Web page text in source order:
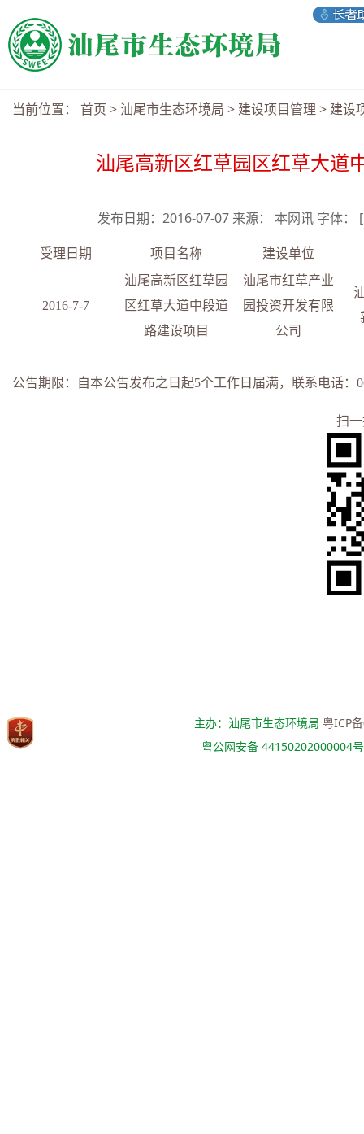
当前位置： 首页 > 汕尾市生态环境局 > 建设项目管理 > 建设
汕尾高新区红草园区红草大道
发布日期：2016-07-07 来源： 本网讯 字体：
受理日期 项目名称 建设单位
2016-7-7
汕尾高新区红草园
区红草大道中段道
路建设项目
汕尾市红草产业
园投资开发有限
公司
公告期限：自本公告发布之日起5个工作日届满，联系电话：0
扫
主办：汕尾市生态环境局粤ICP
粤公网安备 44150202000004号